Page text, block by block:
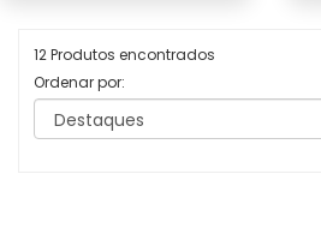
12 Produtos encontrados
Ordenar por: